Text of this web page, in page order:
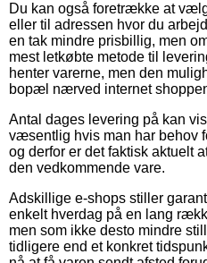
Du kan også foretrække at
eller til adressen hvor du
en tak mindre prisbillig, men
mest letkøbte metode til
henter varerne, men den
bopæl nærved internet
Antal dages levering på kan
væsentlig hvis man har behov
og derfor er det faktisk aktuelt
den vedkommende vare.
Adskillige e-shops stiller
enkelt hverdag på en lang
men som ikke desto mindre
tidligere end et konkret